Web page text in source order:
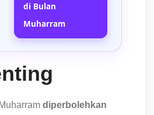
di Bulan
Muharram
diperbolehkan